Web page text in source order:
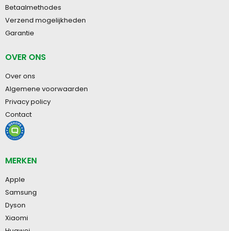
Betaalmethodes
Verzend mogelijkheden
Garantie
OVER ONS
Over ons
Algemene voorwaarden
Privacy policy
Contact
MERKEN
Apple
Samsung
Dyson
Xiaomi